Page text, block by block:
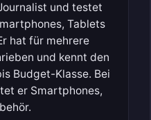
und testet
Tablets
hat für mehrere
und kennt den
Budget-Klasse. Bei
er Smartphones,